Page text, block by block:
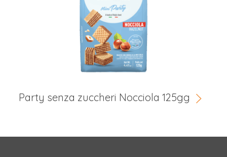
Party senza zuccheri Nocciola 125gg